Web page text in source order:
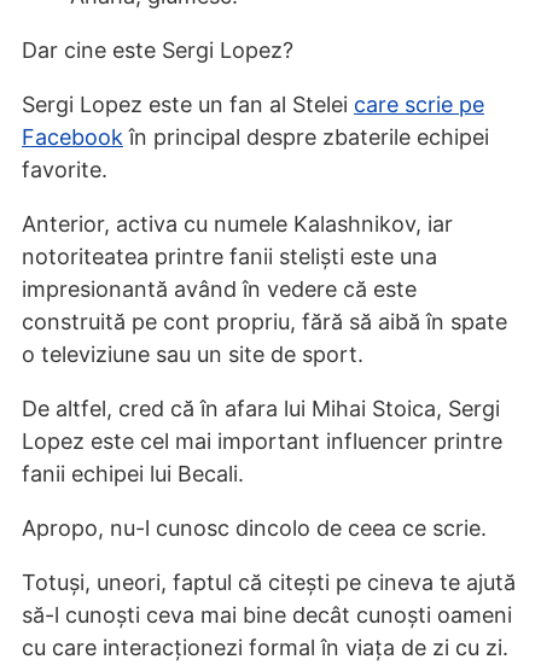
Dar cine este Sergi Lopez?
Sergi Lopez este un fan al Stelei care scrie pe
Facebook în principal despre zbaterile echipei
favorite.
Anterior, activa cu numele Kalashnikov, iar
notoriteatea printre fanii steliști este una
impresionantă având în vedere că este
construită pe cont propriu, fără să aibă în spate
o televiziune sau un site de sport.
De altfel, cred că în afara lui Mihai Stoica, Sergi
Lopez este cel mai important influencer printre
fanii echipei lui Becali.
Apropo, nu-l cunosc dincolo de ceea ce scrie.
Totuși, uneori, faptul că citești pe cineva te ajută
să-l cunoști ceva mai bine decât cunoști oameni
cu care interacționezi formal în viața de zi cu zi.